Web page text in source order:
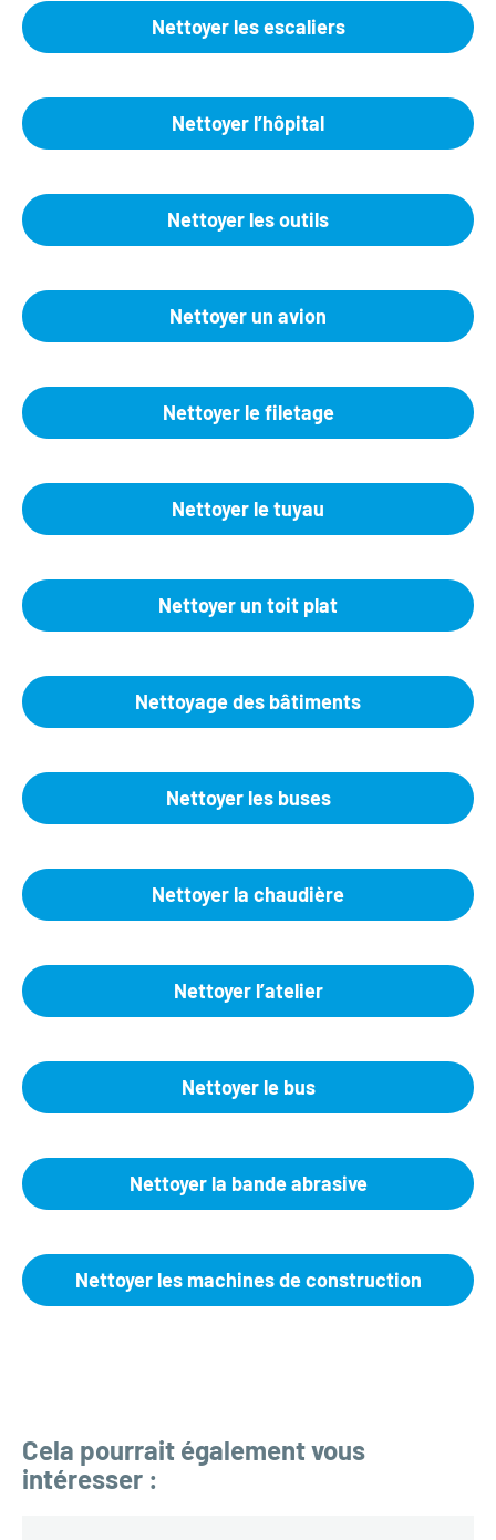
Nettoyer les escaliers
Nettoyer l’hôpital
Nettoyer les outils
Nettoyer un avion
Nettoyer le filetage
Nettoyer le tuyau
Nettoyer un toit plat
Nettoyage des bâtiments
Nettoyer les buses
Nettoyer la chaudière
Nettoyer l’atelier
Nettoyer le bus
Nettoyer la bande abrasive
Nettoyer les machines de construction
Cela pourrait également vous
intéresser :